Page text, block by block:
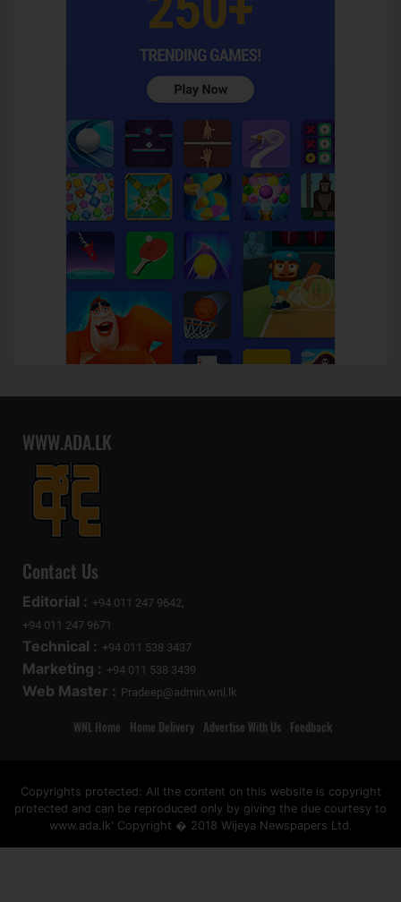
WWW.ADA.LK
Contact Us
Editorial : +94 011 247 9642,
+94 011 247 9671
Technical : +94 011 538 3437
Marketing : +94 011 538 3439
Web Master : Pradeep@admin.wnl.lk
WNL Home Home Delivery Advertise With Us Feedback
Copyrights protected: All the content on this website is copyright
protected and can be reproduced only by giving the due courtesy to
www.ada.lk' Copyright � 2018 Wijeya Newspapers Ltd.